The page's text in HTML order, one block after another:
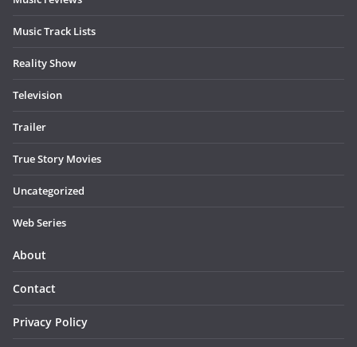
Music Track Lists
Reality Show
Television
Trailer
True Story Movies
Uncategorized
Web Series
About
Contact
Privacy Policy